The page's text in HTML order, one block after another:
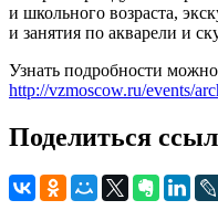
и школьного возраста,
и занятия по акварели и
Узнать подробности
http://vzmoscow.ru/events/
Поделиться